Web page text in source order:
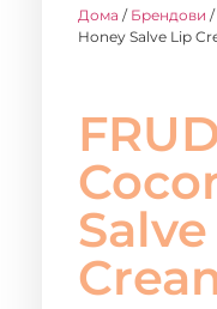
Дома / Брендови /
Honey Salve Lip